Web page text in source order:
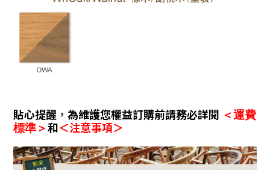
貼心提醒 ， 為維護您權益訂購前請務必詳閱 ＜運費
標準＞和＜注意事項＞